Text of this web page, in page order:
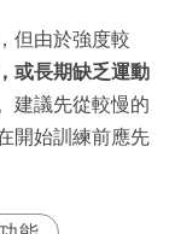
但由於強度較
或長期缺乏運動
建議先從較慢的
開始訓練前應先